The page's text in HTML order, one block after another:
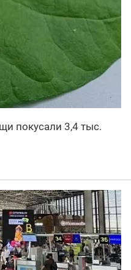
покусали 3,4 тыс.